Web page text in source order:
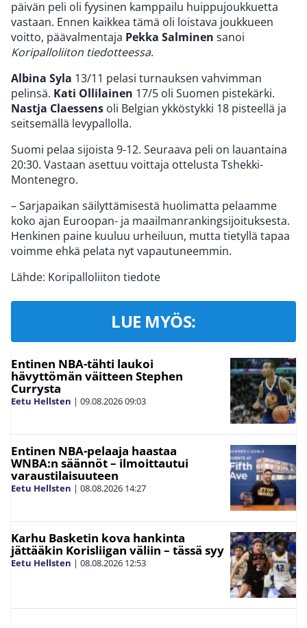
päivän peli oli fyysinen kamppailu huippujoukkuetta
vastaan. Ennen kaikkea tämä oli loistava joukkueen
voitto, päävalmentaja Pekka Salminen sanoi
Koripalloliiton tiedotteessa.
Albina Syla 13/11 pelasi turnauksen vahvimman
pelinsä. Kati Ollilainen 17/5 oli Suomen pistekärki.
Nastja Claessens oli Belgian ykköstykki 18 pisteellä ja
seitsemällä levypallolla.
Suomi pelaa sijoista 9-12. Seuraava peli on lauantaina
20:30. Vastaan asettuu voittaja ottelusta Tshekki-
Montenegro.
– Sarjapaikan säilyttämisestä huolimatta pelaamme
koko ajan Euroopan- ja maailmanrankingsijoituksesta.
Henkinen paine kuuluu urheiluun, mutta tietyllä tapaa
voimme ehkä pelata nyt vapautuneemmin.
Lähde: Koripalloliiton tiedote
LUE MYÖS:
Entinen NBA-tähti laukoi
hävyttömän väitteen Stephen
Currysta
Eetu Hellsten | 09.08.202609:03
Entinen NBA-pelaaja haastaa
WNBA:n säännöt – ilmoittautui
varaustilaisuuteen
Eetu Hellsten | 08.08.2026 14:27
Karhu Basketin kova hankinta
jättääkin Korisliigan väliin – tässä syy
Eetu Hellsten | 08.08.2026 12:53